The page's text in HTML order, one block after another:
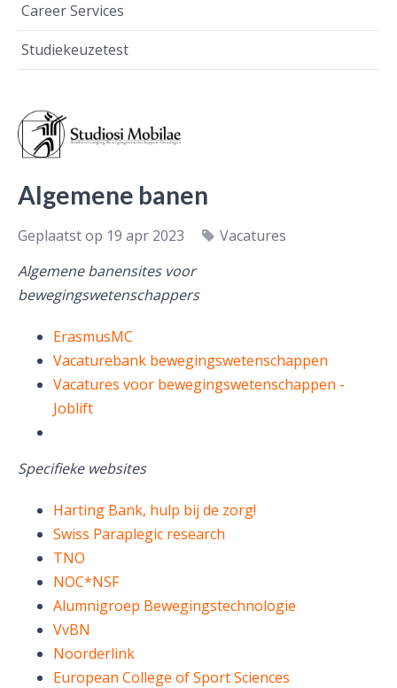
Career Services
Studiekeuzetest
Algemene banen
Geplaatst op 19 apr 2023
Vacatures
Algemene banensites voor
bewegingswetenschappers
ErasmusMC
Vacaturebank bewegingswetenschappen
Vacatures voor bewegingswetenschappen -
Joblift
Specifieke websites
Harting Bank, hulp bij de zorg!
Swiss Paraplegic research
TNO
NOC*NSF
Alumnigroep Bewegingstechnologie
VvBN
Noorderlink
European College of Sport Sciences